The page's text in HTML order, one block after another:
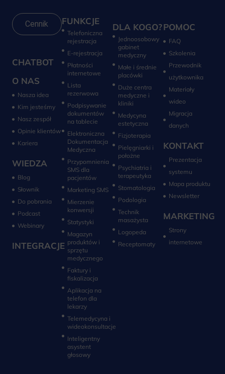
Cennik
CHATBOT
O NAS
Nasza idea
Kim jesteśmy
Nasz zespół
Opinie klientów
Kariera
WIEDZA
Blog
Słownik
Do pobrania
Podcast
Webinary
INTEGRACJE
FUNKCJE
Telefoniczna
rejestracja
E-rejestracja
Płatności
internetowe
Lista
rezerwowa
Podpisywanie
dokumentów
na tablecie
Elektroniczna
Dokumentacja
Medyczna
Przypomnienia
SMS dla
pacjentów
Marketing SMS
Mierzenie
konwersji‎
Statystyki
Magazyn
produktów i
sprzętu
medycznego
Faktury i
fiskalizacja
Aplikacja na
telefon dla
lekarzy
Telemedycyna i
wideokonsultacje‎
Inteligentny
asystent
głosowy
DLA KOGO?
Jednoosobowy
gabinet
medyczny
Małe i średnie
placówki
Duże centra
medyczne i
kliniki
Medycyna
estetyczna
Fizjoterapia
Pielęgniarki i
położne
Psychiatria i
terapeutyka
Stomatologia
Technik
masażysta
Logopeda
POMOC
FAQ
Szkolenia
Przewodnik
użytkownika
Materiały
wideo
Migracja
danych
KONTAKT
Prezentacja
systemu
Mapa produktu
Newsletter
MARKETING
Strony
internetowe